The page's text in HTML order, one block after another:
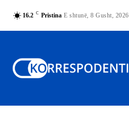
16.2 C Pristina E shtunë, 8 Gusht, 2026